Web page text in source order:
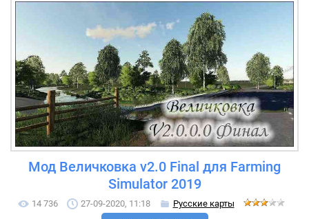
Мод Величковка v2.0 Final для Farming
Simulator 2019
14 736 27-09-2020, 11:18 Русские карты